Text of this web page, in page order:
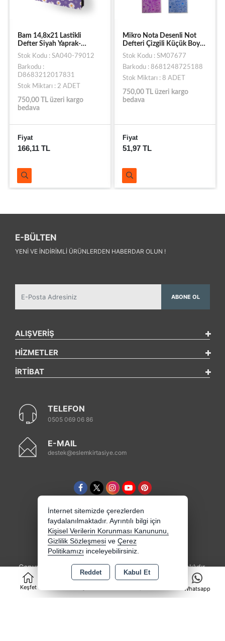
Keşfet
0
Whatsapp
Bam 14,8x21 Lastikli
Defter Siyah Yaprak-
Papatya Lila
Stok Kodu : SA040-79012
Barkodu :
D8683212017831
Stok Miktarı : 2 ADET
750,00 TL üzeri kargo
bedava
Fiyat
166,11 TL
Mikro Nota Desenli Not
Defteri Çizgili Küçük Boy
NT-216
Stok Kodu : SM07677
Barkodu : 8681248725188
Stok Miktarı : 8 ADET
750,00 TL üzeri kargo
bedava
Fiyat
51,97 TL
E-BÜLTEN
YENI VE INDIRIMLI ÜRÜNLERDEN HABERDAR OLUN !
ABONE OL
ALIŞVERİŞ
HİZMETLER
İRTİBAT
TELEFON
0505 069 06 86
E-MAIL
destek@eslemkirtasiye.com
Copyright 2026 eslemkirtasiye.com - Tüm hakları saklıdır.
Kredi kartı bilgileriniz 256bit SSL sertifikası ile
korunmaktadır.
İnternet sitemizde çerezlerden
faydalanılmaktadır. Ayrıntılı bilgi için
Kişisel Verilerin Korunması Kanununu,
Gizlilik Sözleşmesi ve Çerez
Politikamızı inceleyebilirsiniz.
Reddet Kabul Et